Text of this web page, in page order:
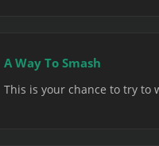
A Way To Smash
This is your chance to try to